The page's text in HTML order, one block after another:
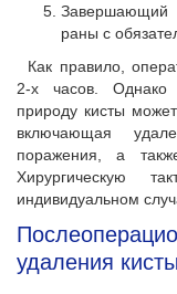
Завершающий
раны с
Как правило,
2-х часов. Однако
природу кисты
включающая
поражения, а
Хирургическую
индивидуальном
удаления